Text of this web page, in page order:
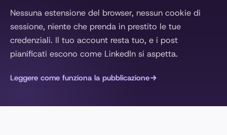
Nessuna estensione del browser, nessun cookie di
sessione, niente che prenda in prestito le tue
credenziali. Il tuo account resta tuo, e i post
pianificati escono come LinkedIn si aspetta.
Leggere come funziona la pubblicazione